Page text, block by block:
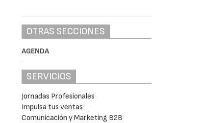
OTRAS SECCIONES
AGENDA
SERVICIOS
Jornadas Profesionales
Impulsa tus ventas
Comunicación y Marketing B2B